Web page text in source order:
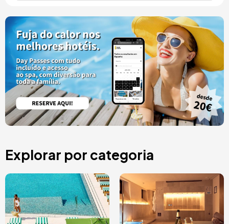
Explorar por categoria